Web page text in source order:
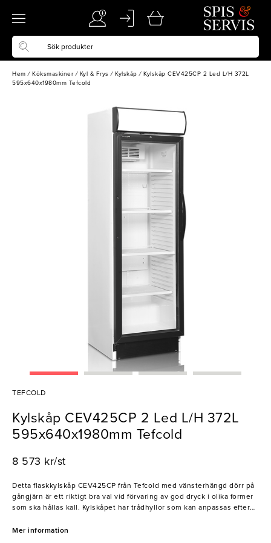
Hem / Köksmaskiner / Kyl & Frys / Kylskåp / Kylskåp CEV425CP 2 Led L/H 372L
595x640x1980mm Tefcold
TEFCOLD
Kylskåp CEV425CP 2 Led L/H 372L
595x640x1980mm Tefcold
8 573 kr/st
Detta flaskkylskåp CEV425CP från Tefcold med vänsterhängd dörr på
gångjärn är ett riktigt bra val vid förvaring av god dryck i olika former
som ska hållas kall. Kylskåpet har trådhyllor som kan anpassas efter
du har att erbjuda. Flaskkylens huv är också belyst för bästa möjliga
Mer information